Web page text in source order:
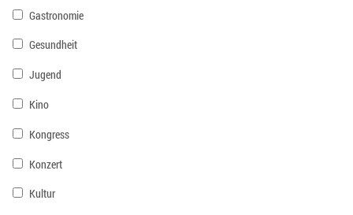
Gastronomie
Gesundheit
Jugend
Kino
Kongress
Konzert
Kultur